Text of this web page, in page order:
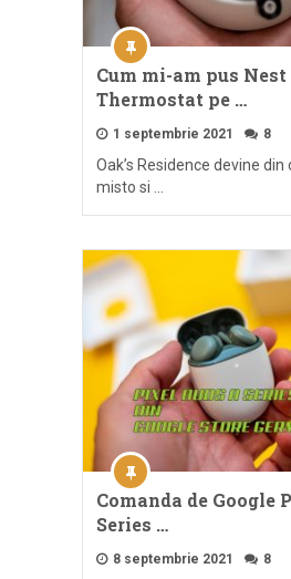
Cum mi-am pus
Thermostat pe …
1 septembrie 2021 8
Oak’s Residence devine din
misto si …
Comanda de Google
Series …
8 septembrie 2021 8